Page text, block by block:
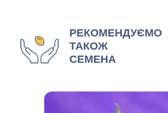
РЕКОМЕНДУЄМО
ТАКОЖ
СЕМЕНА